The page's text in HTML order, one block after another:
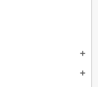
add
add